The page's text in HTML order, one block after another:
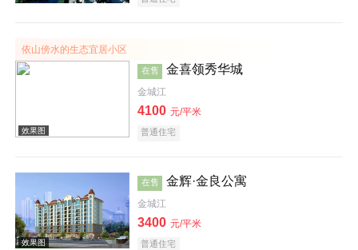
效果图
依山傍水的生态宜居小区
在售 金喜领秀华城
金城江
4100 元/平米
普通住宅
在售 金辉·金良公寓
金城江
3400 元/平米
普通住宅